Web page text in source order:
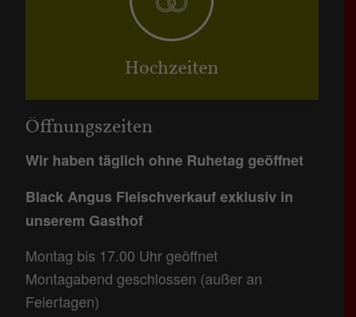
Hochzeiten
Öffnungszeiten
Wir haben täglich ohne Ruhetag geöffnet
Black Angus Fleischverkauf exklusiv in
unserem Gasthof
Montag bis 17.00 Uhr geöffnet
Montagabend geschlossen (außer an
Feiertagen)